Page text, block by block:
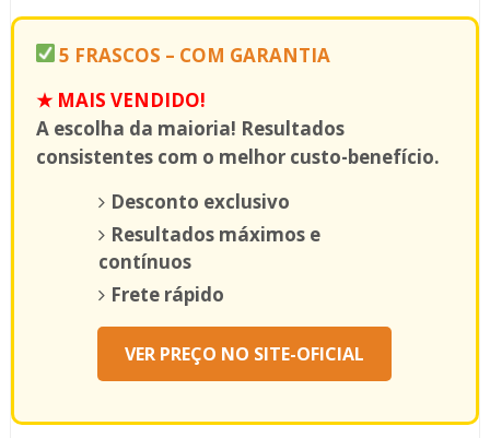
5 FRASCOS – COM GARANTIA
★ MAIS VENDIDO!
A escolha da maioria! Resultados
consistentes com o melhor custo-benefício.
Desconto exclusivo
Resultados máximos e
contínuos
Frete rápido
VER PREÇO NO SITE-OFICIAL